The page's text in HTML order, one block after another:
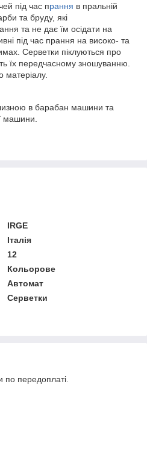
під час прання в пральній
та бруду, які
та не дає їм осідати на
під час прання на високо- та
Серветки піклуються про
їх передчасному зношуванню.
матеріалу.
в барабан машини та
машини.
IRGE
Італія
12
Кольорове
Автомат
Серветки
по передоплаті.